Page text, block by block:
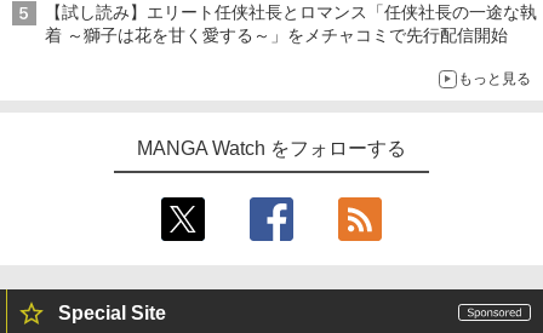
【試し読み】エリート任侠社長とロマンス「任侠社長の一途な執
着 ～獅子は花を甘く愛する～」をメチャコミで先行配信開始
もっと見る
MANGA Watch をフォローする
Special Site